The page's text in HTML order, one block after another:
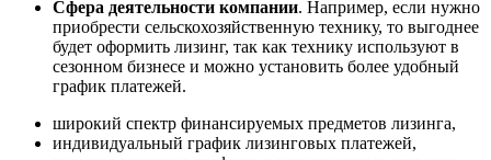
Сфера деятельности компании. Например, если нужно
приобрести сельскохозяйственную технику, то выгоднее
будет оформить лизинг, так как технику используют в
сезонном бизнесе и можно установить более удобный
график платежей.
широкий спектр финансируемых предметов лизинга,
индивидуальный график лизинговых платежей,